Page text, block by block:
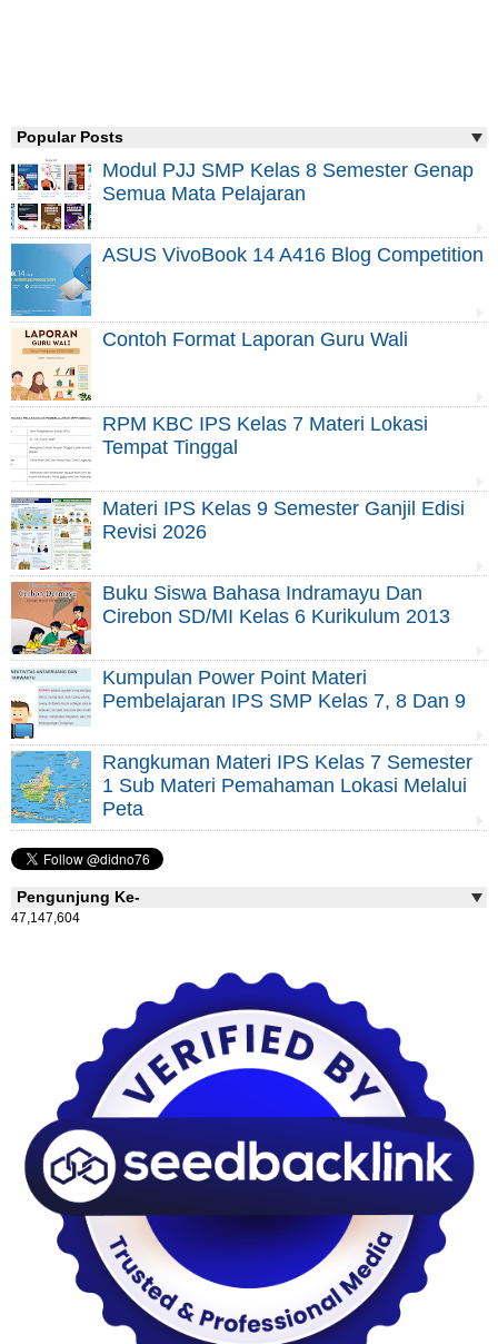
Popular Posts
Modul PJJ SMP Kelas 8 Semester Genap
Semua Mata Pelajaran
ASUS VivoBook 14 A416 Blog Competition
Contoh Format Laporan Guru Wali
RPM KBC IPS Kelas 7 Materi Lokasi
Tempat Tinggal
Materi IPS Kelas 9 Semester Ganjil Edisi
Revisi 2026
Buku Siswa Bahasa Indramayu Dan
Cirebon SD/MI Kelas 6 Kurikulum 2013
Kumpulan Power Point Materi
Pembelajaran IPS SMP Kelas 7, 8 Dan 9
Rangkuman Materi IPS Kelas 7 Semester
1 Sub Materi Pemahaman Lokasi Melalui
Peta
Pengunjung Ke-
47,147,604